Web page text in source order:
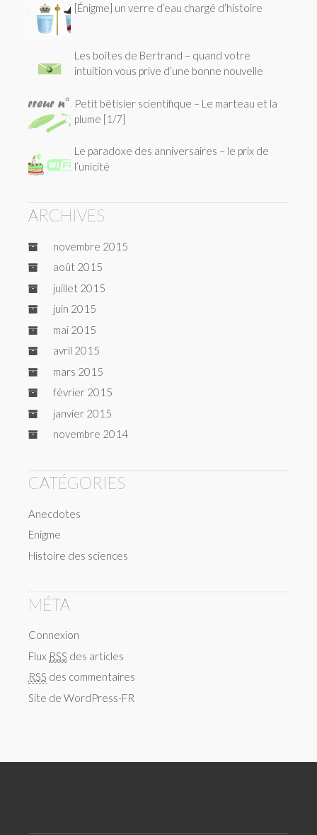
[Énigme] un verre d’eau chargé d’histoire
Les boîtes de Bertrand – quand votre
intuition vous prive d’une bonne nouvelle
Petit bêtisier scientifique – Le marteau et la
plume [1/7]
Le paradoxe des anniversaires – le prix de
l’unicité
ARCHIVES
novembre 2015
août 2015
juillet 2015
juin 2015
mai 2015
avril 2015
mars 2015
février 2015
janvier 2015
novembre 2014
CATÉGORIES
Anecdotes
Enigme
Histoire des sciences
MÉTA
Connexion
Flux RSS des articles
RSS des commentaires
Site de WordPress-FR